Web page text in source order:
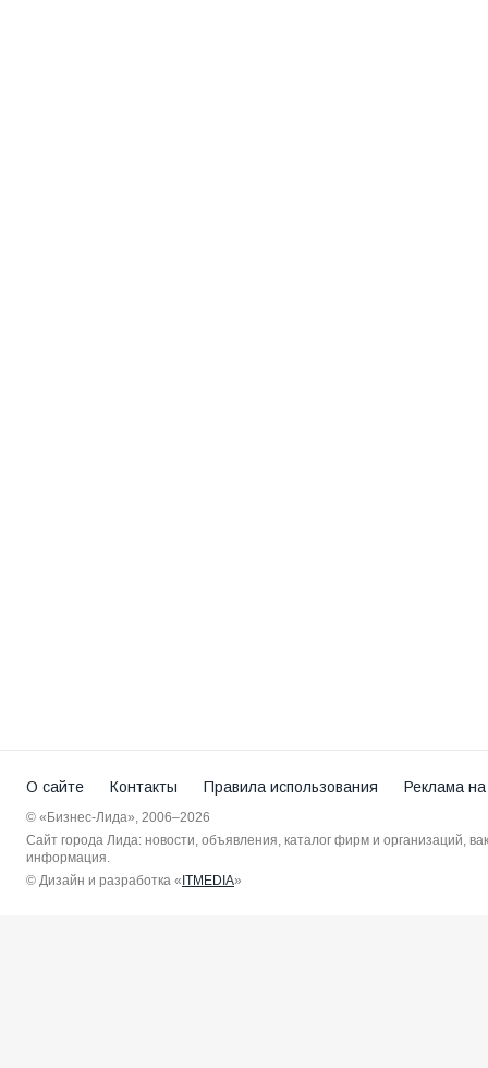
О сайте Контакты Правила использования Реклама
© «Бизнес-Лида», 2006–2026
Сайт города Лида: новости, объявления, каталог фирм и организаций,
информация.
© Дизайн и разработка « ITMEDIA»